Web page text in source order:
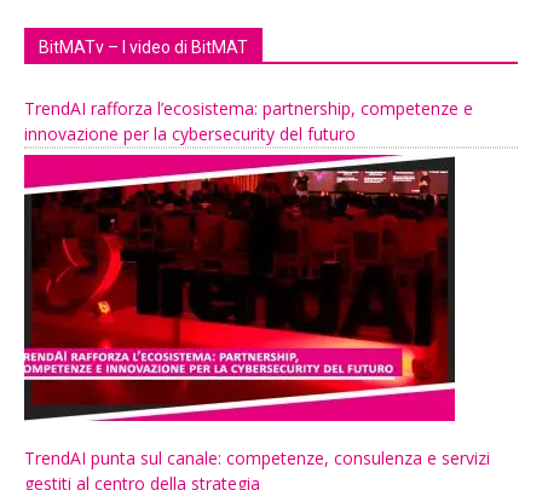
BitMATv – I video di BitMAT
TrendAI rafforza l’ecosistema: partnership, competenze e
innovazione per la cybersecurity del futuro
TrendAI punta sul canale: competenze, consulenza e servizi
gestiti al centro della strategia